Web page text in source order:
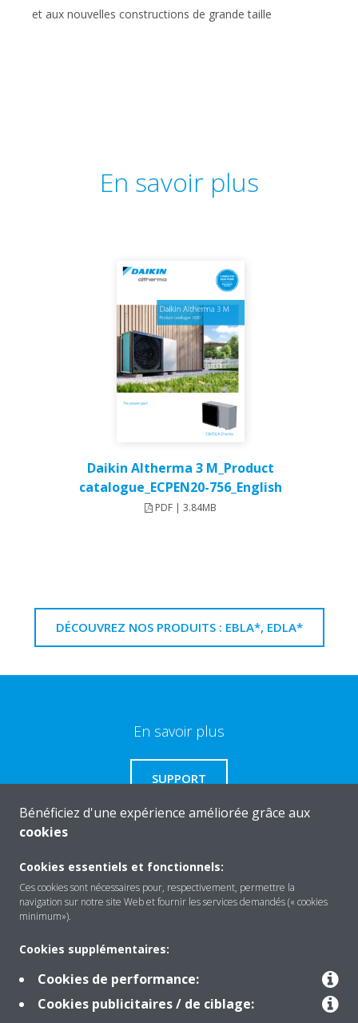
et aux nouvelles constructions de grande taille
En savoir plus
Daikin Altherma 3 M_Product
catalogue_ECPEN20-756_English
PDF | 3.84MB
DÉCOUVREZ NOS PRODUITS : EBLA*, EDLA*
En savoir plus
SUPPORT
NOUS CONTACTER
About Daikin
Bénéficiez d'une expérience améliorée grâce aux
cookies
Cookies essentiels et fonctionnels:
Ces cookies sont nécessaires pour, respectivement, permettre la
navigation sur notre site Web et fournir les services demandés (« cookies
minimum»).
Cookies supplémentaires:
Cookies de performance:
Cookies publicitaires / de ciblage: